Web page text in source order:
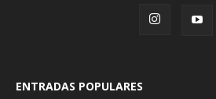
ENTRADAS POPULARES